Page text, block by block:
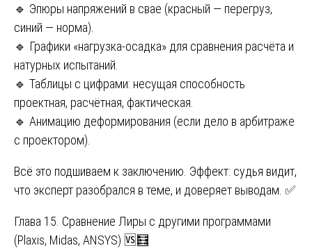
🔹 Эпюры напряжений в свае (красный — перегруз,
синий — норма).
🔹 Графики «нагрузка-осадка» для сравнения расчёта и
натурных испытаний.
🔹 Таблицы с цифрами: несущая способность
проектная, расчётная, фактическая.
🔹 Анимацию деформирования (если дело в арбитраже
с проектором).
Всё это подшиваем к заключению. Эффект: судья видит,
что эксперт разобрался в теме, и доверяет выводам. ✅
Глава 15. Сравнение Лиры с другими программами
(Plaxis, Midas, ANSYS) 🆚🧮